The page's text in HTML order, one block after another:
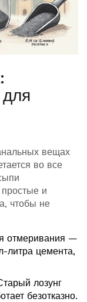
вещах
во все
и
чтобы не
отмеривания —
литра цемента,
лозунг
безотказно.